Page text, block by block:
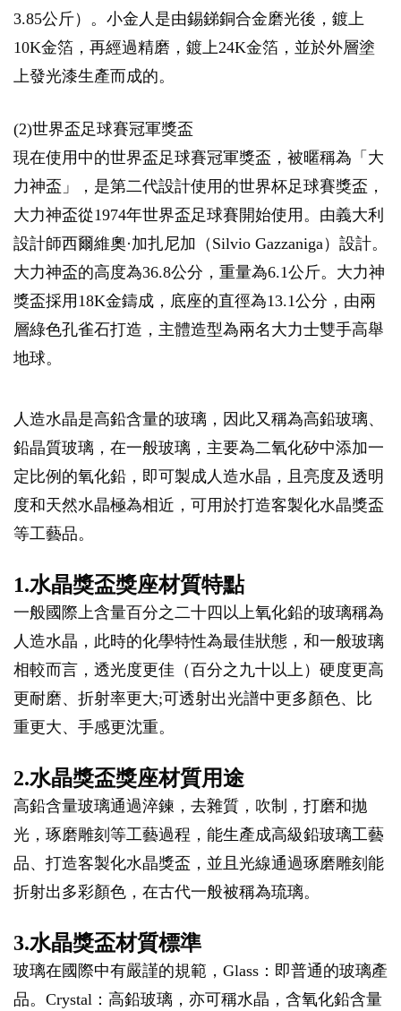
3.85公斤）。小金人是由錫銻銅合金磨光後，鍍上
10K金箔，再經過精磨，鍍上24K金箔，並於外層塗
上發光漆生產而成的。
(2)世界盃足球賽冠軍獎盃
現在使用中的世界盃足球賽冠軍獎盃，被暱稱為「大
力神盃」，是第二代設計使用的世界杯足球賽獎盃，
大力神盃從1974年世界盃足球賽開始使用。由義大利
設計師西爾維奧·加扎尼加（Silvio Gazzaniga）設計。
大力神盃的高度為36.8公分，重量為6.1公斤。大力神
獎盃採用18K金鑄成，底座的直徑為13.1公分，由兩
層綠色孔雀石打造，主體造型為兩名大力士雙手高舉
地球。
人造水晶是高鉛含量的玻璃，因此又稱為高鉛玻璃、
鉛晶質玻璃，在一般玻璃，主要為二氧化矽中添加一
定比例的氧化鉛，即可製成人造水晶，且亮度及透明
度和天然水晶極為相近，可用於打造客製化水晶獎盃
等工藝品。
1.水晶獎盃獎座材質特點
一般國際上含量百分之二十四以上氧化鉛的玻璃稱為
人造水晶，此時的化學特性為最佳狀態，和一般玻璃
相較而言，透光度更佳（百分之九十以上）硬度更高
更耐磨、折射率更大;可透射出光譜中更多顏色、比
重更大、手感更沈重。
2.水晶獎盃獎座材質用途
高鉛含量玻璃通過淬鍊，去雜質，吹制，打磨和拋
光，琢磨雕刻等工藝過程，能生產成高級鉛玻璃工藝
品、打造客製化水晶獎盃，並且光線通過琢磨雕刻能
折射出多彩顏色，在古代一般被稱為琉璃。
3.水晶獎盃材質標準
玻璃在國際中有嚴謹的規範，Glass：即普通的玻璃產
品。Crystal：高鉛玻璃，亦可稱水晶，含氧化鉛含量